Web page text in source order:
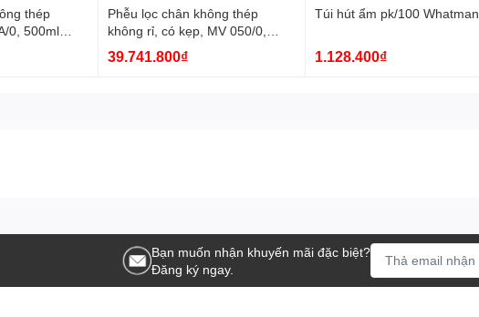
thép
0, 500ml
Phễu lọc chân không thép
không rỉ, có kẹp, MV 050/0,
500ml Whatman
39.741.800₫
Túi hút ẩm pk/100 Whatman
1.128.400₫
Bạn muốn nhận khuyến mãi đặc biệt?
Đăng ký ngay.